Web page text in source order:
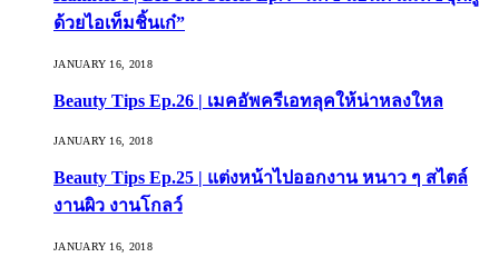
ด้วยไอเท็มชิ้นเก๋”
JANUARY 16, 2018
Beauty Tips Ep.26 | เมคอัพครีเอทลุคให้น่าหลงใหล
JANUARY 16, 2018
Beauty Tips Ep.25 | แต่งหน้าไปออกงาน หนาว ๆ สไตล์
งานผิว งานโกลว์
JANUARY 16, 2018